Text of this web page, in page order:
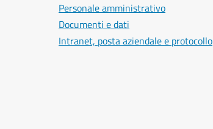
Personale amministrativo
Documenti e dati
Intranet, posta aziendale e protocollo